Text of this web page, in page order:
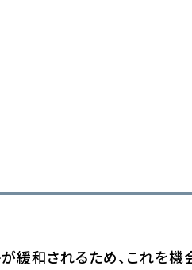
緩和されるため、これを機